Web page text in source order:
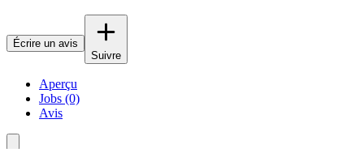
Écrire un avis
Suivre
Aperçu
Jobs (0)
Avis